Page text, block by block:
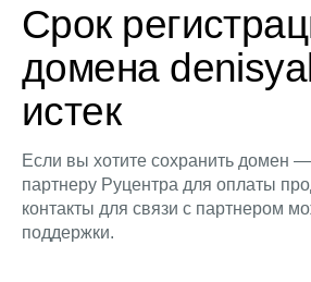
Срок
домена
истек
Если вы хотите сохранить домен —
партнеру Руцентра для оплаты
контакты для связи с партнером
поддержки.